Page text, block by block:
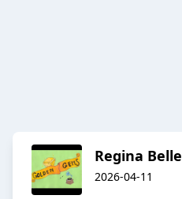
Regina Belle
2026-04-11